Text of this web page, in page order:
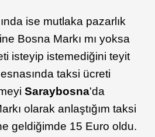
ise mutlaka pazarlık
Bosna Markı mı yoksa
isteyip istemediğini teyit
taksi ücreti
Saraybosna'da
olarak anlaştığım taksi
geldiğimde 15 Euro oldu.